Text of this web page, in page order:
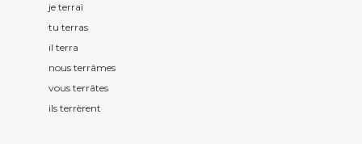
je terrai
tu terras
il terra
nous terrâmes
vous terrâtes
ils terrèrent